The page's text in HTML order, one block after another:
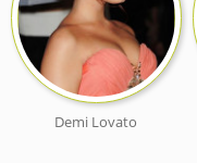
Demi Lovato